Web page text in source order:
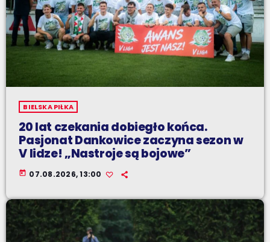
BIELSKA PIŁKA
20 lat czekania dobiegło końca.
Pasjonat Dankowice zaczyna sezon w
V lidze! „Nastroje są bojowe”
today 07.08.2026, 13:00